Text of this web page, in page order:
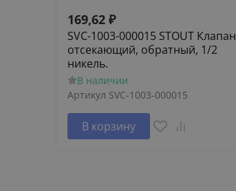
169,62 ₽
SVC-1003-000015 STOUT Клапан
отсекающий, обратный, 1/2
никель.
В наличии
Артикул SVC-1003-000015
В корзину